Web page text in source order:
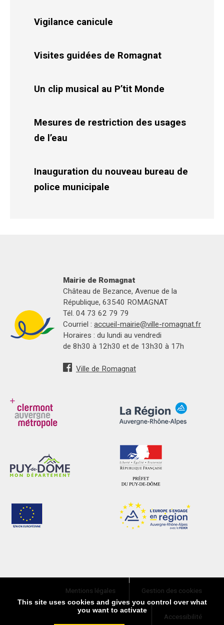
Vigilance canicule
Visites guidées de Romagnat
Un clip musical au P’tit Monde
Mesures de restriction des usages
de l’eau
Inauguration du nouveau bureau de
police municipale
Mairie de Romagnat
Château de Bezance, Avenue de la
République, 63540 ROMAGNAT
Tél. 04 73 62 79 79
Courriel : accueil-mairie@ville-romagnat.fr
Horaires : du lundi au vendredi
de 8h30 à 12h30 et de 13h30 à 17h
Ville de Romagnat
Mentions légales Gestion des cookies
Accessibilité
This site uses cookies and gives you control over what
you want to activate